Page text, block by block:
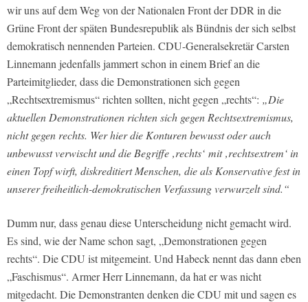
wir uns auf dem Weg von der Nationalen Front der DDR in die
Grüne Front der späten Bundesrepublik als Bündnis der sich selbst
demokratisch nennenden Parteien. CDU-Generalsekretär Carsten
Linnemann jedenfalls jammert schon in einem Brief an die
Parteimitglieder, dass die Demonstrationen sich gegen
„Rechtsextremismus“ richten sollten, nicht gegen „rechts“: „Die
aktuellen Demonstrationen richten sich gegen Rechtsextremismus,
nicht gegen rechts. Wer hier die Konturen bewusst oder auch
unbewusst verwischt und die Begriffe ‚rechts‘ mit ‚rechtsextrem‘ in
einen Topf wirft, diskreditiert Menschen, die als Konservative fest in
unserer freiheitlich-demokratischen Verfassung verwurzelt sind.“
Dumm nur, dass genau diese Unterscheidung nicht gemacht wird.
Es sind, wie der Name schon sagt, „Demonstrationen gegen
rechts“. Die CDU ist mitgemeint. Und Habeck nennt das dann eben
„Faschismus“. Armer Herr Linnemann, da hat er was nicht
mitgedacht. Die Demonstranten denken die CDU mit und sagen es